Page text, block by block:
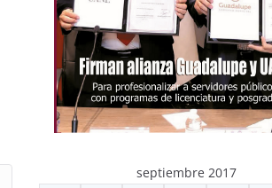
septiembre 2017